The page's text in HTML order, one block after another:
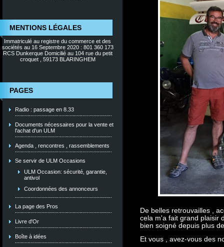
MENTIONS LÉGALES
Immatriculé au registre du commerce et des
sociétés au 16 Septembre 2020 : 801 360 173
RCS Dunkerque Domicilié au 104 rue du petit
croquet , 59173 BLARINGHEM
PAGES
Radio : passage en 8.33
Documents nécessaires pour la vente et
l'achat d'un ULM
Agenda , rencontres , rassemblements
Se servir de ULM Occasions
ULM Occasion: sécurité, garantie,
antivol
Coordonnées des annonceurs
La page des Pros
Livre d'Or
Boîte à idées
De belles retrouvailles ,
cela m'a fait grand plaisir
bien soigné depuis plus
Et vous , avez-vous des